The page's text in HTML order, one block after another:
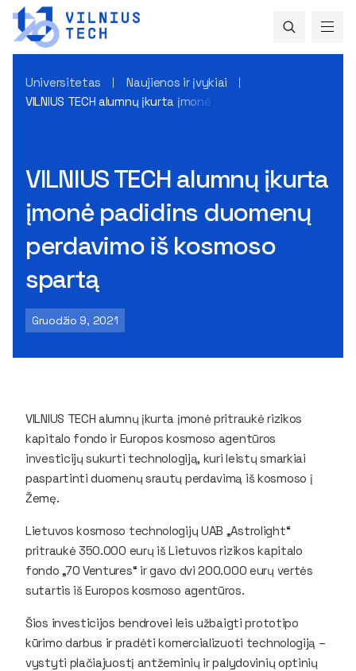
Universitetas
Naujienos ir įvykiai
VILNIUS TECH alumnų įkurta įmonė padidins duomenų
VILNIUS TECH alumnų įkurta
įmonė padidins duomenų
perdavimo iš kosmoso
spartą
Gruodžio 9, 2021
VILNIUS TECH alumnų įkurta įmonė pritraukė rizikos
kapitalo fondo ir Europos kosmoso agentūros
investicijų sukurti technologiją, kuri leistų smarkiai
paspartinti duomenų srautų perdavimą iš kosmoso į
Žemę.
Lietuvos kosmoso technologijų UAB „Astrolight“
pritraukė 350.000 eurų iš Lietuvos rizikos kapitalo
fondo „70 Ventures“ ir gavo dvi 200.000 eurų vertės
sutartis iš Europos kosmoso agentūros.
Šios investicijos bendrovei leis užbaigti prototipo
kūrimo darbus ir pradėti komercializuoti technologiją –
vystyti plačiajuostį antžeminių ir palydovinių optinių